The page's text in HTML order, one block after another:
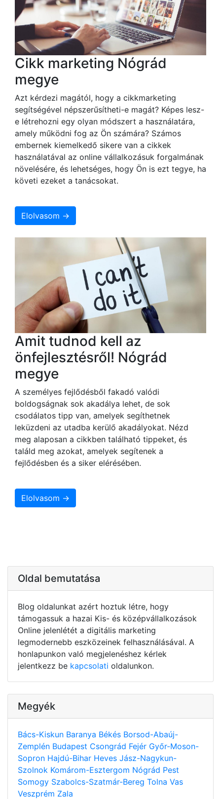
Cikk marketing Nógrád
megye
Azt kérdezi magától, hogy a cikkmarketing
segítségével népszerűsítheti-e magát? Képes lesz-
e létrehozni egy olyan módszert a használatára,
amely működni fog az Ön számára? Számos
embernek kiemelkedő sikere van a cikkek
használatával az online vállalkozásuk forgalmának
növelésére, és lehetséges, hogy Ön is ezt tegye, ha
követi ezeket a tanácsokat.
Elolvasom →
Amit tudnod kell az
önfejlesztésről! Nógrád
megye
A személyes fejlődésből fakadó valódi
boldogságnak sok akadálya lehet, de sok
csodálatos tipp van, amelyek segíthetnek
leküzdeni az utadba kerülő akadályokat. Nézd
meg alaposan a cikkben található tippeket, és
találd meg azokat, amelyek segítenek a
fejlődésben és a siker elérésében.
Elolvasom →
Oldal bemutatása
Blog oldalunkat azért hoztuk létre, hogy
támogassuk a hazai Kis- és középvállalkozások
Online jelenlétét a digitális marketing
legmodernebb eszközeinek felhasználásával. A
honlapunkon való megjelenéshez kérlek
jelentkezz be kapcsolati oldalunkon.
Megyék
Bács-Kiskun Baranya Békés Borsod-Abaúj-
Zemplén Budapest Csongrád Fejér Győr-Moson-
Sopron Hajdú-Bihar Heves Jász-Nagykun-
Szolnok Komárom-Esztergom Nógrád Pest
Somogy Szabolcs-Szatmár-Bereg Tolna Vas
Veszprém Zala